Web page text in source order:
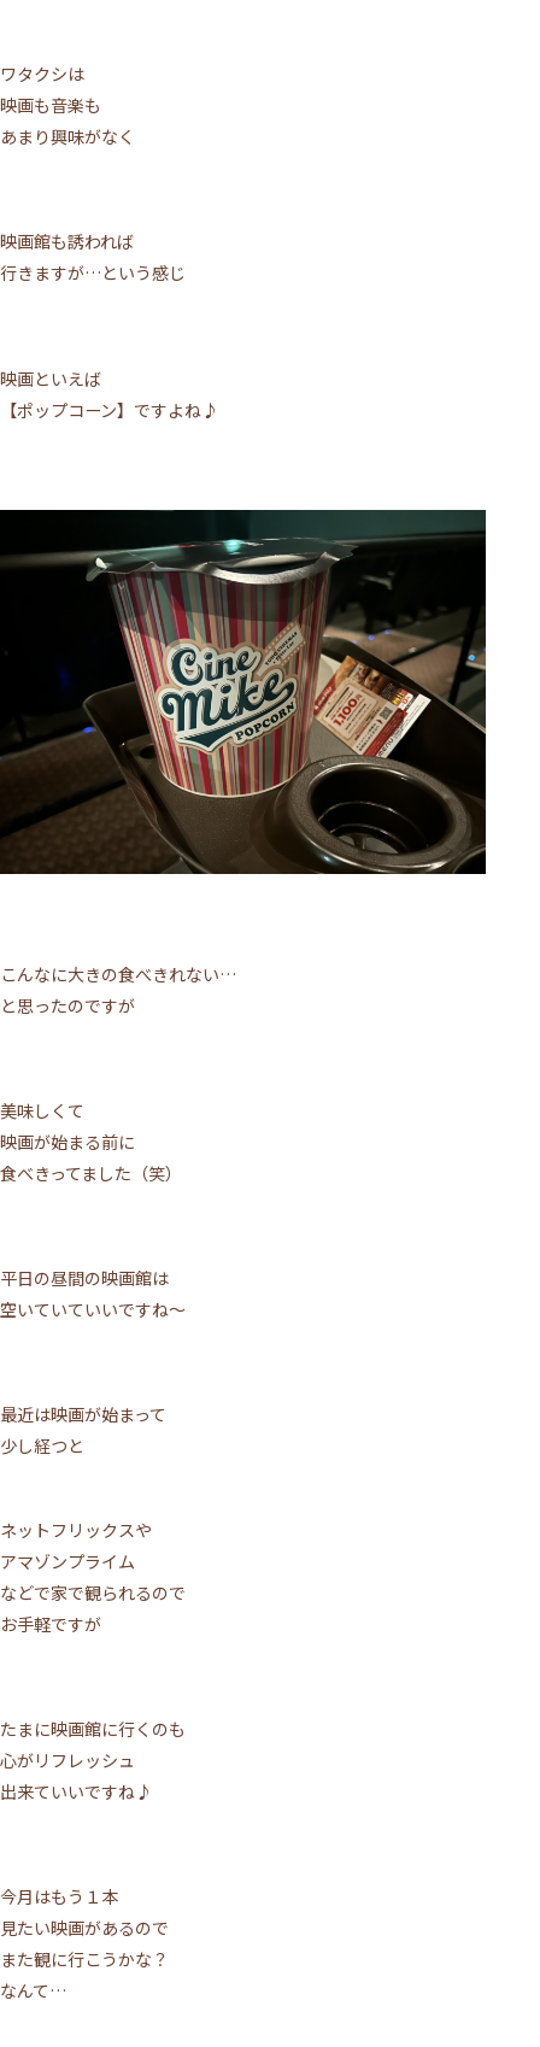
ワタクシは
映画も音楽も
あまり興味がなく
映画館も誘われば
行きますが…という感じ
映画といえば
【ポップコーン】ですよね♪
こんなに大きの食べきれない…
と思ったのですが
美味しくて
映画が始まる前に
食べきってました（笑）
平日の昼間の映画館は
空いていていいですね～
最近は映画が始まって
少し経つと
ネットフリックスや
アマゾンプライム
などで家で観られるので
お手軽ですが
たまに映画館に行くのも
心がリフレッシュ
出来ていいですね♪
今月はもう１本
見たい映画があるので
また観に行こうかな？
なんて…